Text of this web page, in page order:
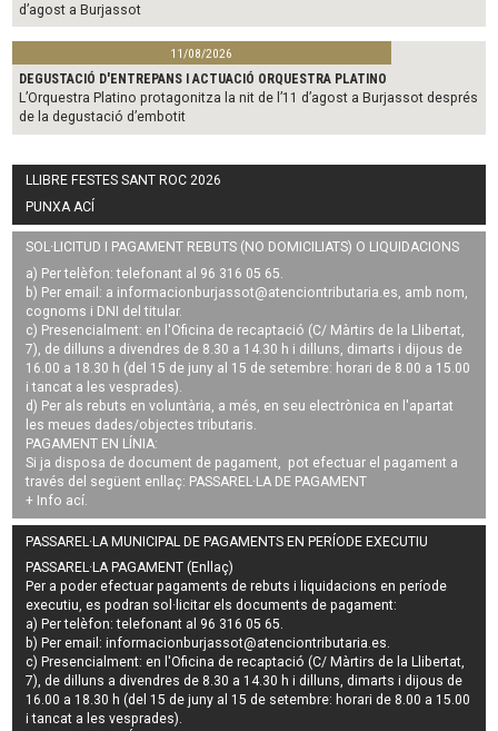
d’agost a Burjassot
11/08/2026
DEGUSTACIÓ D'ENTREPANS I ACTUACIÓ ORQUESTRA PLATINO
L’Orquestra Platino protagonitza la nit de l’11 d’agost a Burjassot després
de la degustació d’embotit
LLIBRE FESTES SANT ROC 2026
PUNXA ACÍ
SOL·LICITUD I PAGAMENT REBUTS (NO DOMICILIATS) O LIQUIDACIONS
a) Per telèfon: telefonant al 96 316 05 65.
b) Per email: a informacionburjassot@atenciontributaria.es, amb nom,
cognoms i DNI del titular.
c) Presencialment: en l'Oficina de recaptació (C/ Màrtirs de la Llibertat,
7), de dilluns a divendres de 8.30 a 14.30 h i dilluns, dimarts i dijous de
16.00 a 18.30 h (del 15 de juny al 15 de setembre: horari de 8.00 a 15.00
i tancat a les vesprades).
d) Per als rebuts en voluntària, a més, en seu electrònica en l'apartat
les meues dades/objectes tributaris.
PAGAMENT EN LÍNIA:
Si ja disposa de document de pagament, pot efectuar el pagament a
través del següent enllaç: PASSAREL·LA DE PAGAMENT
+ Info ací.
PASSAREL·LA MUNICIPAL DE PAGAMENTS EN PERÍODE EXECUTIU
PASSAREL·LA PAGAMENT (Enllaç)
Per a poder efectuar pagaments derebuts i liquidacions en període
executiu, es podran sol·licitar els documents de pagament:
a) Per telèfon: telefonant al 96 316 05 65.
b) Per email:informacionburjassot@atenciontributaria.es.
c) Presencialment: en l'Oficina de recaptació (C/ Màrtirs de la Llibertat,
7), de dilluns a divendres de 8.30 a 14.30 h i dilluns, dimarts i dijous de
16.00 a 18.30 h (del 15 de juny al 15 de setembre: horari de 8.00 a 15.00
i tancat a les vesprades).